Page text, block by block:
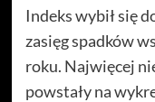
Indeks wybił się
zasięg spadków
roku. Najwięcej
powstały na